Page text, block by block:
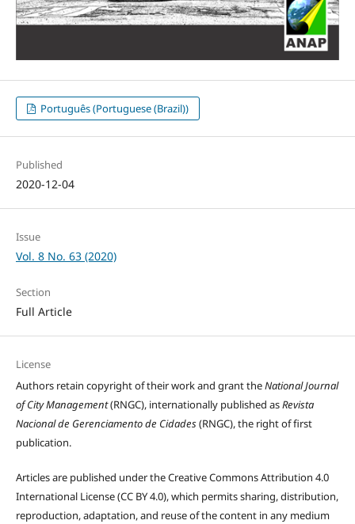
Português (Portuguese (Brazil))
Published
2020-12-04
Issue
Vol. 8 No. 63 (2020)
Section
Full Article
License
Authors retain copyright of their work and grant theNational Journal
of City Management(RNGC), internationally published asRevista
Nacional de Gerenciamento de Cidades(RNGC), the right of first
publication.
Articles are published under the Creative Commons Attribution 4.0
International License (CC BY 4.0), which permits sharing, distribution,
reproduction, adaptation, and reuse of the content in any medium